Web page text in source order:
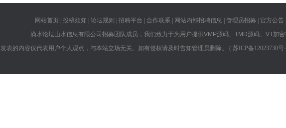
网站首页 投稿须知 论坛规则 招聘平台 合作联系 网站内部招聘信息 管理员招募 官方公告
滴水论坛山水信息有限公司招募团队成员，我们致力于为用户提供VMP源码、TMD源码、VT加密
发表的内容仅代表用户个人观点，与本站立场无关。如有侵权请及时告知管理员删除。 ( 苏ICP备12023730号